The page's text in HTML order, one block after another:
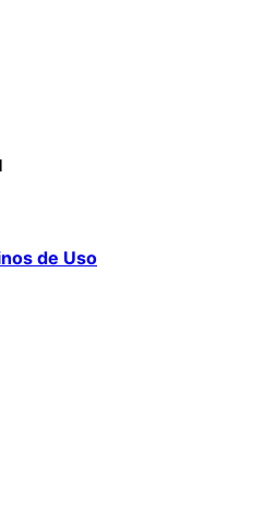
de Uso